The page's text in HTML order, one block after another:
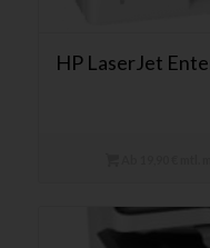
HP LaserJet